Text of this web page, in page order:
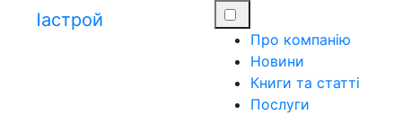
Про компанію
Новини
Книги та статті
Послуги